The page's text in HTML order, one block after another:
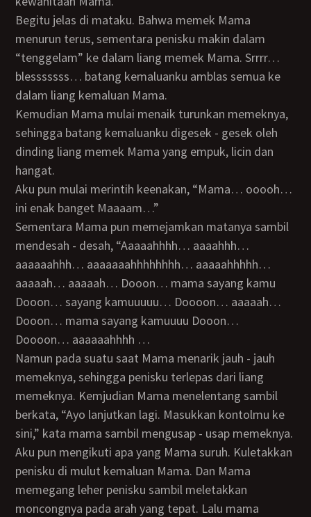
Begitu jelas di mataku. Bahwa memek Mama
menurun terus, sementara penisku makin dalam
“tenggelam” ke dalam liang memek Mama. Srrrr…
blesssssss… batang kemaluanku amblas semua ke
dalam liang kemaluan Mama.
Kemudian Mama mulai menaik turunkan memeknya,
sehingga batang kemaluanku digesek - gesek oleh
dinding liang memek Mama yang empuk, licin dan
hangat.
Aku pun mulai merintih keenakan, “Mama… ooooh…
ini enak banget Maaaam…”
Sementara Mama pun memejamkan matanya sambil
mendesah - desah, “Aaaaahhhh… aaaahhh…
aaaaaahhh… aaaaaaahhhhhhhh… aaaaahhhhh…
aaaaah… aaaaah… Dooon… mama sayang kamu
Dooon… sayang kamuuuuu… Doooon… aaaaah…
Dooon… mama sayang kamuuuu Dooon…
Doooon… aaaaaahhhh …
Namun pada suatu saat Mama menarik jauh - jauh
memeknya, sehingga penisku terlepas dari liang
memeknya. Kemjudian Mama menelentang sambil
berkata, “Ayo lanjutkan lagi. Masukkan kontolmu ke
sini,” kata mama sambil mengusap - usap memeknya.
Aku pun mengikuti apa yang Mama suruh. Kuletakkan
penisku di mulut kemaluan Mama. Dan Mama
memegang leher penisku sambil meletakkan
moncongnya pada arah yang tepat. Lalu mama